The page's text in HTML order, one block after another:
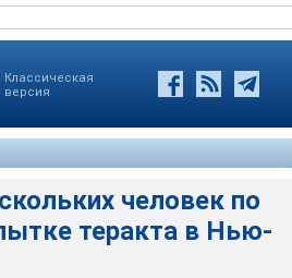
Классическая
версия
человек по
теракта в Нью-
гражданин пакистанского
два дня после